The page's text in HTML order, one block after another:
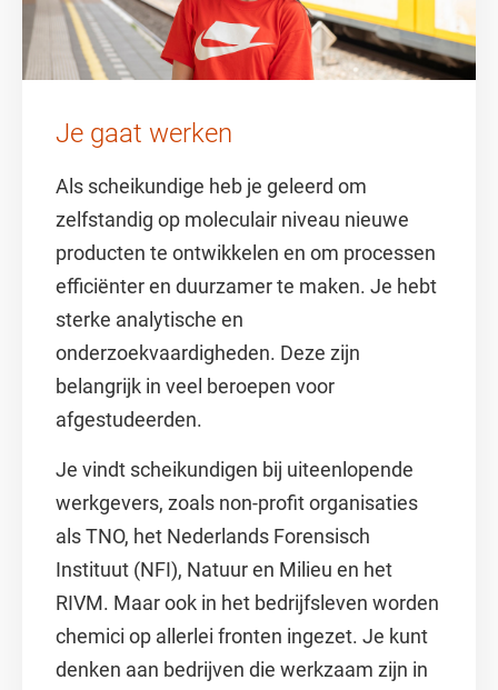
Je gaat werken
Als scheikundige heb je geleerd om
zelfstandig op moleculair niveau nieuwe
producten te ontwikkelen en om processen
efficiënter en duurzamer te maken. Je hebt
sterke analytische en
onderzoekvaardigheden. Deze zijn
belangrijk in veel beroepen voor
afgestudeerden.
Je vindt scheikundigen bij uiteenlopende
werkgevers, zoals non-profit organisaties
als TNO, het Nederlands Forensisch
Instituut (NFI), Natuur en Milieu en het
RIVM. Maar ook in het bedrijfsleven worden
chemici op allerlei fronten ingezet. Je kunt
denken aan bedrijven die werkzaam zijn in